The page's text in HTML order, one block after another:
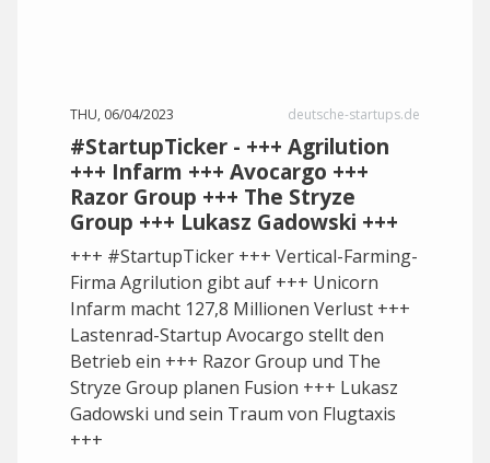
THU, 06/04/2023 deutsche-startups.de
#StartupTicker - +++ Agrilution
+++ Infarm +++ Avocargo +++
Razor Group +++ The Stryze
Group +++ Lukasz Gadowski +++
+++ #StartupTicker +++ Vertical-Farming-
Firma Agrilution gibt auf +++ Unicorn
Infarm macht 127,8 Millionen Verlust +++
Lastenrad-Startup Avocargo stellt den
Betrieb ein +++ Razor Group und The
Stryze Group planen Fusion +++ Lukasz
Gadowski und sein Traum von Flugtaxis
+++